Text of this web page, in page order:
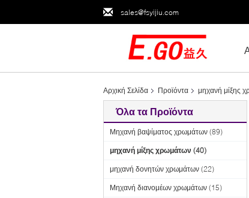
sales@fsyijiu.com
Αρχική Σελίδα Προϊόντα μηχανή μίξης
Όλα τα Προϊόντα
Μηχανή βαψίματος χρωμάτων (89)
μηχανή μίξης χρωμάτων (40)
μηχανή δονητών χρωμάτων (22)
Μηχανή διανομέων χρωμάτων (15)